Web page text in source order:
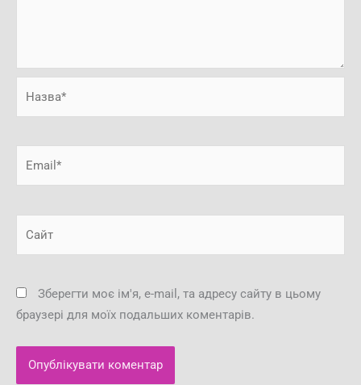
Зберегти моє ім'я, e-mail, та адресу сайту в цьому
браузері для моїх подальших коментарів.